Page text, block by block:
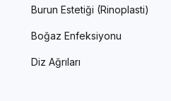
Burun Estetiği (Rinoplasti)
Boğaz Enfeksiyonu
Diz Ağrıları